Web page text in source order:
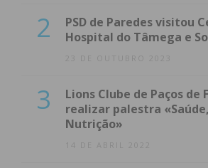
2
PSD de Paredes visitou
Hospital do Tâmega e
23 DE OUTUBRO 2023
3
Lions Clube de Paços de
realizar palestra
Nutrição»
14 DE ABRIL 2022